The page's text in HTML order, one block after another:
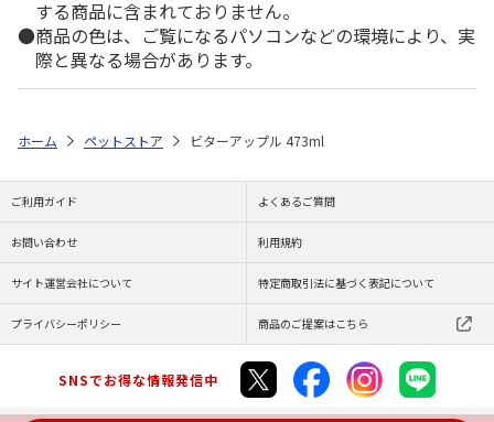
する商品に含まれておりません。
商品の色は、ご覧になるパソコンなどの環境により、実
際と異なる場合があります。
ホーム ペットストア ビターアップル 473ml
ご利用ガイド よくあるご質問
お問い合わせ 利用規約
サイト運営会社について 特定商取引法に基づく表記について
プライバシーポリシー 商品のご提案はこちら
SNSでお得な情報発信中